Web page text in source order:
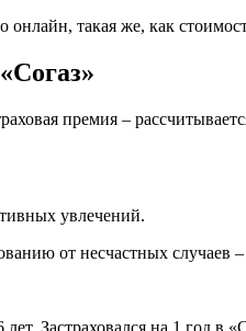
такая же, как
премия –
увлечений.
от несчастных случаев
Застраховался на 1 год в